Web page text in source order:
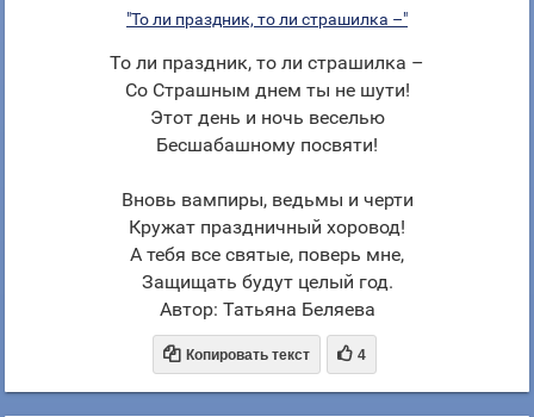
"То ли праздник, то ли страшилка –"
То ли праздник, то ли страшилка –
Со Страшным днем ты не шути!
Этот день и ночь веселью
Бесшабашному посвяти!
Вновь вампиры, ведьмы и черти
Кружат праздничный хоровод!
А тебя все святые, поверь мне,
Защищать будут целый год.
Автор: Татьяна Беляева
 Копировать текст  4